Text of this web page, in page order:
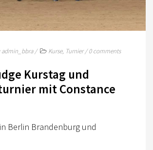
TROPHY
admin_bbra/ Kurse, Turnier/0 comments
Kurstag und
mit Constance
in Berlin Brandenburg und